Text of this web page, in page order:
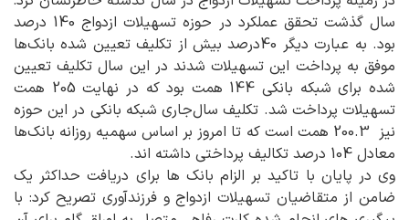
سال گذشت تحقق عملکرد در حوزه تسهیلات ازدواج 140 درصد
بود. به عبارت دیگر 40درصد بیش از تکلیف تعیین شده بانک‌ها
موفق به پرداخت این تسهیلات شدند در این سال تکلیف تعیین
شده برای شبکه بانکی 144 همت بود که در نهایت 205 همت
تسهیلات پرداخت شد. تکلیف سال‌جاری شبکه بانکی در این حوزه
نیز 200.3 همت است که تا امروز بر اساس سهمیه روزانه بانک‌ها
معادل 104 درصد تکالیف پرداختی داشته اند.
وی در پایان با تاکید بر الزام بانک ها برای دریافت حداکثر یک
ضامن از متقاضیان تسهیلات ازدواج و فرزندآوری تصریح کرد: با